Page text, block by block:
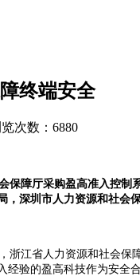
终端安全
次数：6880
保障厅采购盈高准入控
深圳市人力资源和社会
浙江省人力资源和社会
验的盈高科技作为安全